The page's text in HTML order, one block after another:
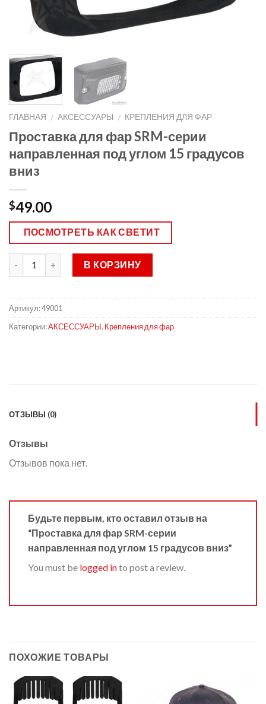
ГЛАВНАЯ / АКСЕССУАРЫ / КРЕПЛЕНИЯ ДЛЯ ФАР
Проставка для фар SRM-серии
направленная под углом 15 градусов
вниз
$49.00
ПОСМОТРЕТЬ КАК СВЕТИТ
В КОРЗИНУ
Артикул:49001
Категории:АКСЕССУАРЫ, Крепления для фар
ОТЗЫВЫ (0)
Отзывы
Отзывов пока нет.
Будьте первым, кто оставил отзыв на
“Проставка для фар SRM-серии
направленная под углом 15 градусов вниз”
You must be logged into post a review.
ПОХОЖИЕ ТОВАРЫ